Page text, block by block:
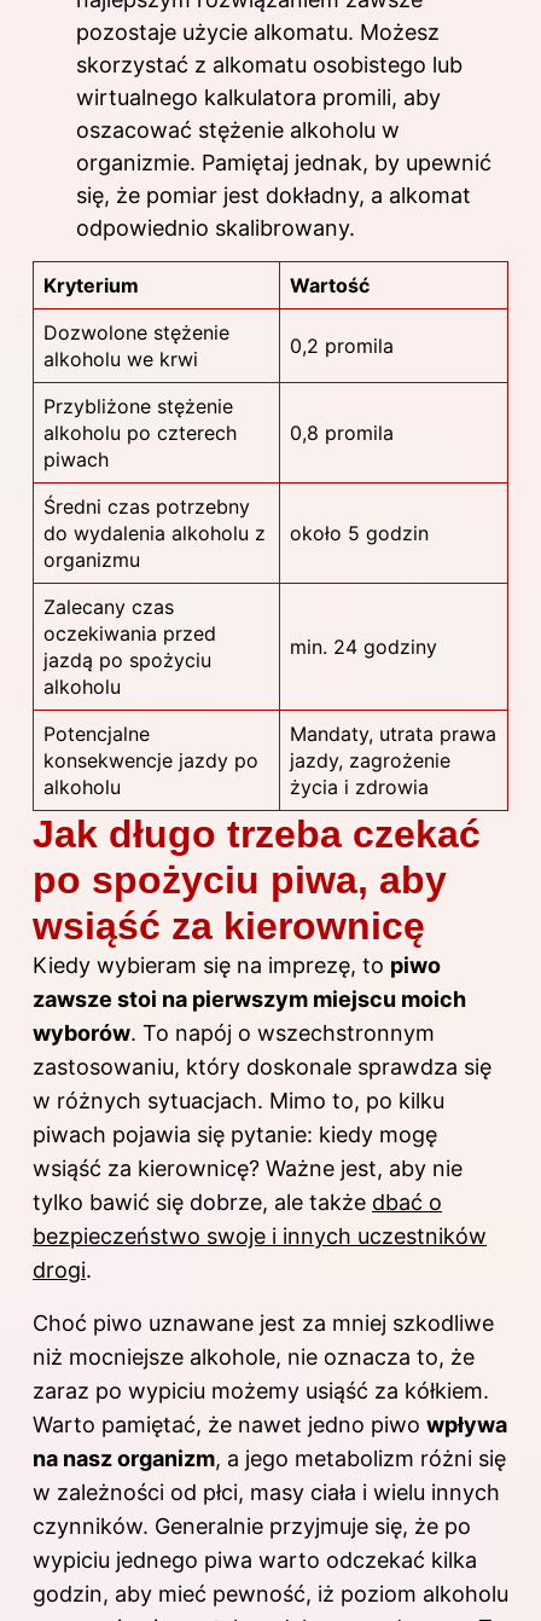
pozostaje użycie alkomatu. Możesz
skorzystać z alkomatu osobistego lub
wirtualnego kalkulatora promili, aby
oszacować stężenie alkoholu w
organizmie. Pamiętaj jednak, by upewnić
się, że pomiar jest dokładny, a alkomat
odpowiednio skalibrowany.
Kryterium
Wartość
Dozwolone stężenie
alkoholu we krwi
0,2 promila
Przybliżone stężenie
alkoholu po czterech
piwach
0,8 promila
Średni czas potrzebny
do wydalenia alkoholu z
organizmu
około 5 godzin
Zalecany czas
oczekiwania przed
jazdą po spożyciu
alkoholu
min. 24 godziny
Potencjalne
konsekwencje jazdy po
alkoholu
Mandaty, utrata prawa
jazdy, zagrożenie
życia i zdrowia
Jak długo trzeba czekać
po spożyciu piwa, aby
wsiąść za kierownicę
Kiedy wybieram się na imprezę, to piwo
zawsze stoi na pierwszym miejscu moich
wyborów. To napój o wszechstronnym
zastosowaniu, który doskonale sprawdza się
w różnych sytuacjach. Mimo to, po kilku
piwach pojawia się pytanie: kiedy mogę
wsiąść za kierownicę? Ważne jest, aby nie
tylko bawić się dobrze, ale także dbać o
bezpieczeństwo swoje i innych uczestników
drogi.
Choć piwo uznawane jest za mniej szkodliwe
niż mocniejsze alkohole, nie oznacza to, że
zaraz po wypiciu możemy usiąść za kółkiem.
Warto pamiętać, że nawet jedno piwo wpływa
na nasz organizm, a jego metabolizm różni się
w zależności od płci, masy ciała i wielu innych
czynników. Generalnie przyjmuje się, że po
wypiciu jednego piwa warto odczekać kilka
godzin, aby mieć pewność, iż poziom alkoholu